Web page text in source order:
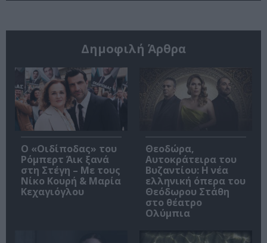
Δημοφιλή Άρθρα
O «Οιδίποδας» του
Ρόμπερτ Άικ ξανά
στη Στέγη – Με τους
Νίκο Κουρή & Μαρία
Κεχαγιόγλου
Θεοδώρα,
Αυτοκράτειρα του
Βυζαντίου: Η νέα
ελληνική όπερα του
Θεόδωρου Στάθη
στο θέατρο
Ολύμπια